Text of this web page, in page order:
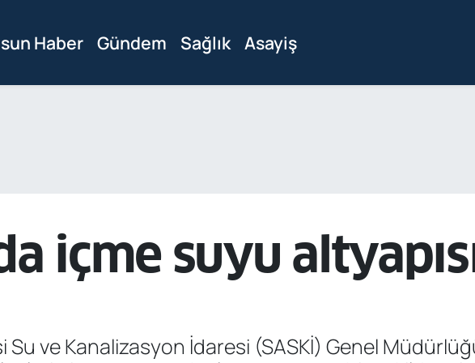
Haber Gündem Sağlık Asayiş
içme suyu
ve Kanalizasyon İdaresi (SASKİ) Genel